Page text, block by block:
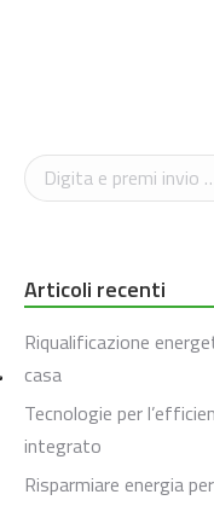
Cerca
Articoli recenti
Riqualificazione
casa
Tecnologie per
integrato
Risparmiare energia